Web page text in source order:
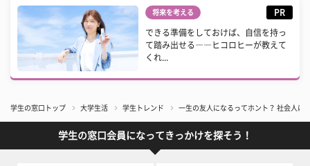
将来を考える PR
できる準備をしておけば、自信を持っ
て踏み出せる――ヒコロヒーが教えて
くれ...
学生の窓口トップ 大学生活 学生トレンド 一生の友人になるってホント？ 社会人に
学生の窓口会員になってきっかけを探そう！